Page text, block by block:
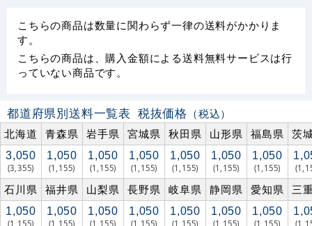
こちらの商品は数量に関わらず一律の送料がかかりま
す。
こちらの商品は、購入金額による送料無料サービスは行
っていない商品です。
都道府県別送料一覧表 税抜価格 （税込）
北海道
青森県 岩手県 宮城県 秋田県 山形県 福島県 茨
3,050
(3,355)
1,050
(1,155)
1,050
(1,155)
1,050
(1,155)
1,050
(1,155)
1,050
(1,155)
1,050
(1,155)
石川県 福井県 山梨県 長野県 岐阜県 静岡県 愛知県 三
1,050
(1,155)
1,050
(1,155)
1,050
(1,155)
1,050
(1,155)
1,050
(1,155)
1,050
(1,155)
1,050
(1,155)